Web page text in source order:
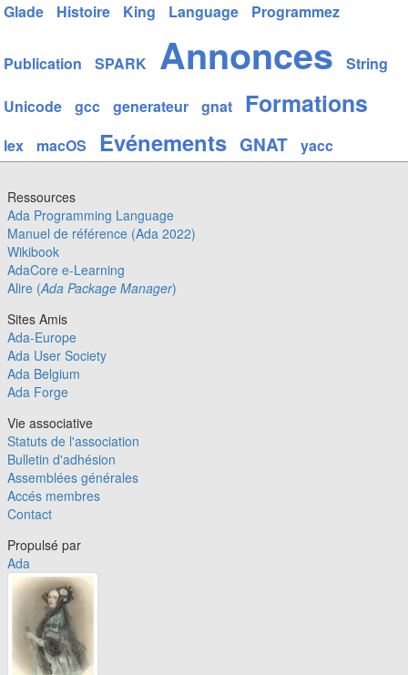
Glade
Histoire King Language Programmez
Publication SPARK Annonces String
Unicode gcc generateur gnat Formations
lex macOS Evénements GNAT yacc
Ressources
Ada Programming Language
Manuel de référence (Ada 2022)
Wikibook
AdaCore e-Learning
Alire (Ada Package Manager)
Sites Amis
Ada-Europe
Ada User Society
Ada Belgium
Ada Forge
Vie associative
Statuts de l'association
Bulletin d'adhésion
Assemblées générales
Accés membres
Contact
Propulsé par
Ada